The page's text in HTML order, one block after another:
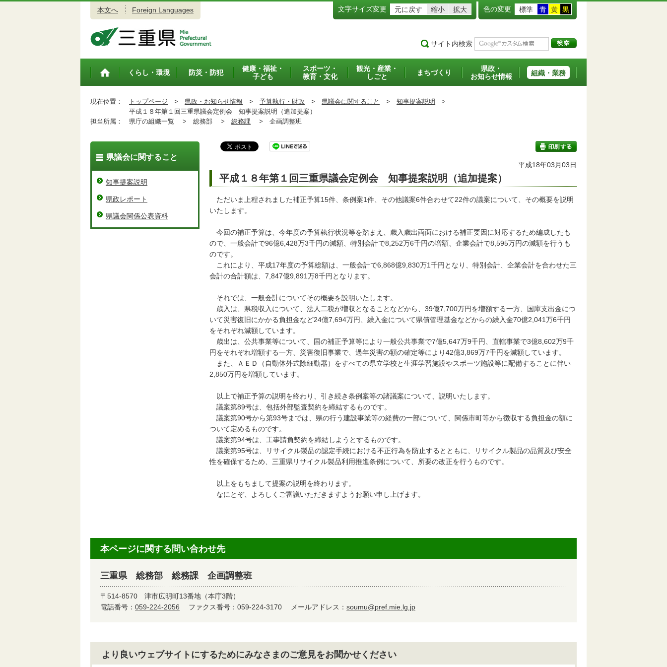
本文へ Foreign Languages 文字サイズ変更 元に戻す 縮小 拡大 色の変更 標準 青 黄 黒
サイト内検索
トップペ
くらし・環境 防災・防犯
健康・福祉・
子ども
スポーツ・
教育・文化
観光・産業・
しごと
まちづくり
県政・
お知らせ情報
組織・業務
現在位置： トップページ > 県政・お知らせ情報 > 予算執行・財政 > 県議会に関すること > 知事提案説明
>
平成１８年第１回三重県議会定例会 知事提案説明（追加提案）
担当所属：
県庁の組織一覧 > 総務部 > 総務課 > 企画調整班
印刷する
平成18年03月03日
平成１８年第１回三重県議会定例会 知事提案説明（追加提案）
ただいま上程されました補正予算15件、条例案1件、その他議案6件合わせて22件の議案について、その概要を説明
いたします。
今回の補正予算は、今年度の予算執行状況等を踏まえ、歳入歳出両面における補正要因に対応するため編成したも
ので、一般会計で96億6,428万3千円の減額、特別会計で8,252万6千円の増額、企業会計で8,595万円の減額を行うも
のです。
これにより、平成17年度の予算総額は、一般会計で6,868億9,830万1千円となり、特別会計、企業会計を合わせた三
会計の合計額は、7,847億9,891万8千円となります。
それでは、一般会計についてその概要を説明いたします。
歳入は、県税収入について、法人二税が増収となることなどから、39億7,700万円を増額する一方、国庫支出金につ
いて災害復旧にかかる負担金など24億7,694万円、繰入金について県債管理基金などからの繰入金70億2,041万6千円
をそれぞれ減額しています。
歳出は、公共事業等について、国の補正予算等により一般公共事業で7億5,647万9千円、直轄事業で3億8,602万9千
円をそれぞれ増額する一方、災害復旧事業で、過年災害の額の確定等により42億3,869万7千円を減額しています。
また、ＡＥＤ（自動体外式除細動器）をすべての県立学校と生涯学習施設やスポーツ施設等に配備することに伴い
2,850万円を増額しています。
以上で補正予算の説明を終わり、引き続き条例案等の諸議案について、説明いたします。
議案第89号は、包括外部監査契約を締結するものです。
議案第90号から第93号までは、県の行う建設事業等の経費の一部について、関係市町等から徴収する負担金の額に
ついて定めるものです。
議案第94号は、工事請負契約を締結しようとするものです。
議案第95号は、リサイクル製品の認定手続における不正行為を防止するとともに、リサイクル製品の品質及び安全
性を確保するため、三重県リサイクル製品利用推進条例について、所要の改正を行うものです。
以上をもちまして提案の説明を終わります。
なにとぞ、よろしくご審議いただきますようお願い申し上げます。
県議会に関すること
知事提案説明
県政レポート
県議会関係公表資料
本ページに関する問い合わせ先
三重県 総務部 総務課 企画調整班
〒514-8570 津市広明町13番地（本庁3階）
電話番号： 059-224-2056 ファクス番号：059-224-3170 メールアドレス： soumu@pref.mie.lg.jp
より良いウェブサイトにするためにみなさまのご意見をお聞かせください